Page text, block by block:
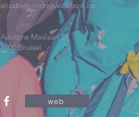
elizabeth.rodriguez@fzovl.be
Adolphe Maxlaan 55
1000 Brussel
web